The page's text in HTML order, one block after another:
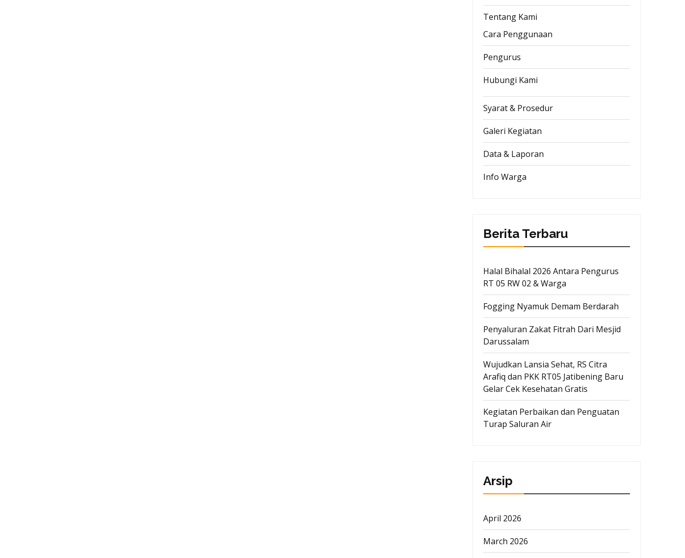
Tentang Kami
Cara Penggunaan
Pengurus
Hubungi Kami
Syarat & Prosedur
Galeri Kegiatan
Data & Laporan
Info Warga
Berita Terbaru
Halal Bihalal 2026 Antara Pengurus
RT 05 RW 02 & Warga
Fogging Nyamuk Demam Berdarah
Penyaluran Zakat Fitrah Dari Mesjid
Darussalam
Wujudkan Lansia Sehat, RS Citra
Arafiq dan PKK RT05 Jatibening Baru
Gelar Cek Kesehatan Gratis
Kegiatan Perbaikan dan Penguatan
Turap Saluran Air
Arsip
April 2026
March 2026